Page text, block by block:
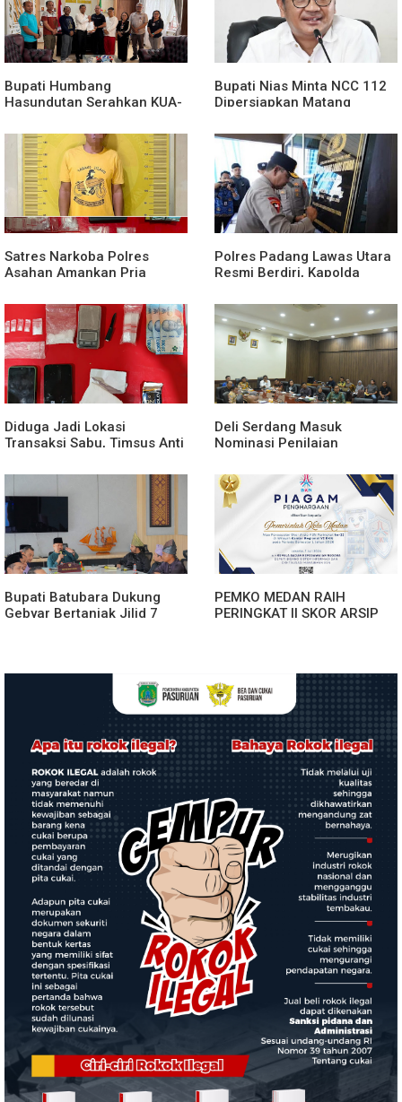
Bupati Humbang
Hasundutan Serahkan KUA-
Tahun Anggaran 2026.
Bupati Nias Minta NCC 112
Dipersiapkan Matang
Satres Narkoba Polres
Asahan Amankan Pria
Dugaan Sabu, Sita 19,60
Gram Barang Bukti
Polres Padang Lawas Utara
Resmi Berdiri, Kapolda
Humanis dan Penambahan
Personel
Diduga Jadi Lokasi
Transaksi Sabu, Timsus Anti
Amankan Seorang Pria
dengan Barang Bukti 63,67
Gram Sabu
Deli Serdang Masuk
Nominasi Penilaian
Juta Rumah Regional
Sumatera
Bupati Batubara Dukung
Gebyar Bertanjak Jilid 7
PEMKO MEDAN RAIH
PERINGKAT II SKOR ARSIP